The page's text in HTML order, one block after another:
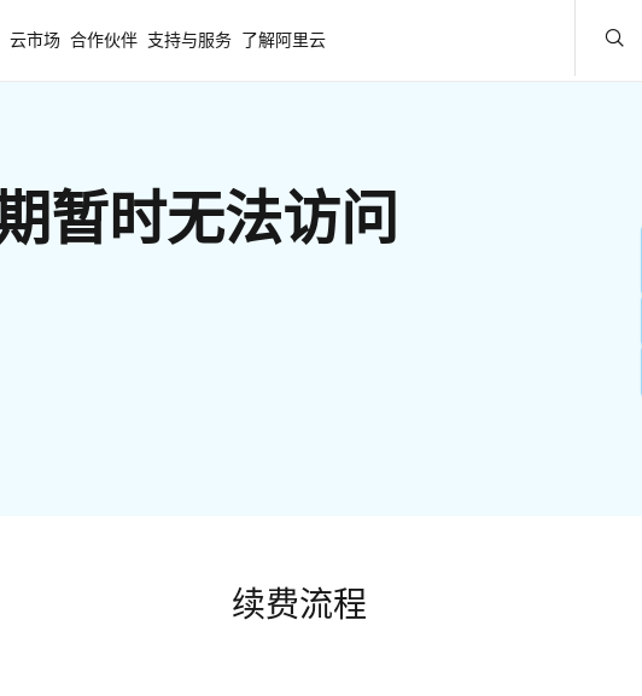
云市场 合作伙伴 支持与服务 了解阿里云
暂时无法访问
续费流程